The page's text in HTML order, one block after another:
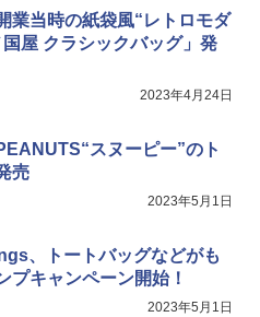
ー シングルモルト ウイスキー
of the Distillery 2026 化粧箱
ん マルちゃんZUBAAAN! 横浜
豚骨 3食パック 130g×3食
理 フラットテーブル 電子レン
センサー ノンフライ調理 簡単
小型 新生活 一人暮らし 二人暮
ウォーターオーブン ヘルシオ
B ブラック 30L 2段調理 コンベ
業当時の紙袋風“レトロモダ
国屋 クラシックバッグ」発
2023年4月24日
スヌーピー”のト
売
2023年5月1日
、トートバッグなどがも
プキャンペーン開始！
2023年5月1日